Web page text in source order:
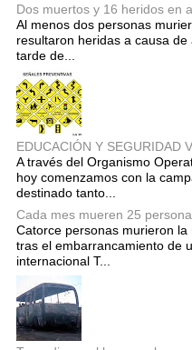
Dos muertos y 16 heridos en
Al menos dos personas
resultaron heridas a causa
tarde de...
EDUCACIÓN Y SEGURIDAD
A través del Organismo
hoy comenzamos con la
destinado tanto...
Cada mes mueren 25
Catorce personas murieron
tras el embarrancamiento de
internacional T...